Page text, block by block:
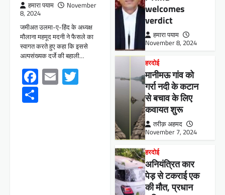
हमारा पयाम
November
8, 2024
जमीअत उलमा-ए-हिंद के अध्यक्ष
मौलाना महमूद मदनी ने फैसले का
स्वागत करते हुए कहा कि इससे
अल्पसंख्यक दर्जे की बहाली…
Facebook
Email Twitter
welcomes
verdict
हमारा पयाम
November 8, 2024
हरदोई
मानीमऊ गांव को
गर्रा नदी के कटान
से बचाव के लिए
कवायत शुरू
तरीक़ अहमद
November 7, 2024
हरदोई
अनियंत्रित कार
पेड़ से टकराई एक
की मौत, प्रधान